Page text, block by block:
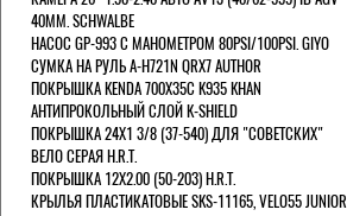
40MM. SCHWALBE
НАСОС GP-993 С МАНОМЕТРОМ 80PSI/100PSI. GIYO
СУМКА НА РУЛЬ A-H721N QRX7 AUTHOR
ПОКРЫШКА KENDA 700Х35С K935 KHAN
АНТИПРОКОЛЬНЫЙ СЛОЙ K-SHIELD
ПОКРЫШКА 24X1 3/8 (37-540) ДЛЯ "СОВЕТСКИХ"
ВЕЛО СЕРАЯ H.R.T.
ПОКРЫШКА 12X2.00 (50-203) H.R.T.
КРЫЛЬЯ ПЛАСТИКАТОВЫЕ SKS-11165, VELO55 JUNIOR